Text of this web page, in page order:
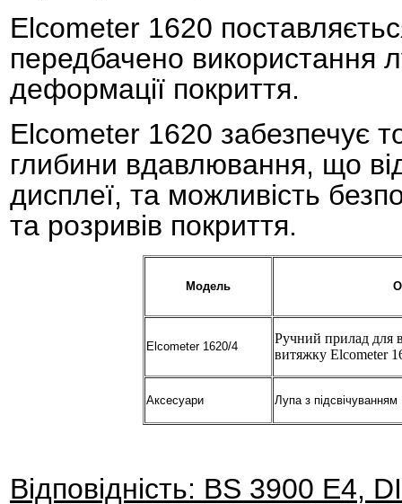
Elcometer 1620
передбачено використання
деформації покриття.
Elcometer 1620 забезпечує
глибини вдавлювання, що
дисплеї, та можливість
та розривів покриття.
Модель
Elcometer 1620/4
Ручний прилад для
витяжку Elcometer
Аксесуари Лупа з підсвічуванням
Відповідність: BS 3900